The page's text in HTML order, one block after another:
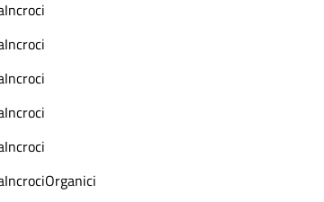
Incroci
Incroci
Incroci
Incroci
Incroci
IncrociOrganici